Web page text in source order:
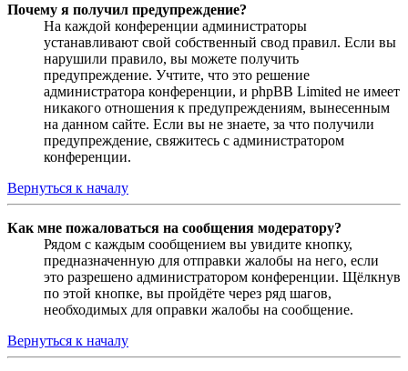
Почему я получил предупреждение?
На каждой конференции администраторы
устанавливают свой собственный свод правил. Если вы
нарушили правило, вы можете получить
предупреждение. Учтите, что это решение
администратора конференции, и phpBB Limited не имеет
никакого отношения к предупреждениям, вынесенным
на данном сайте. Если вы не знаете, за что получили
предупреждение, свяжитесь с администратором
конференции.
Вернуться к началу
Как мне пожаловаться на сообщения модератору?
Рядом с каждым сообщением вы увидите кнопку,
предназначенную для отправки жалобы на него, если
это разрешено администратором конференции. Щёлкнув
по этой кнопке, вы пройдёте через ряд шагов,
необходимых для оправки жалобы на сообщение.
Вернуться к началу